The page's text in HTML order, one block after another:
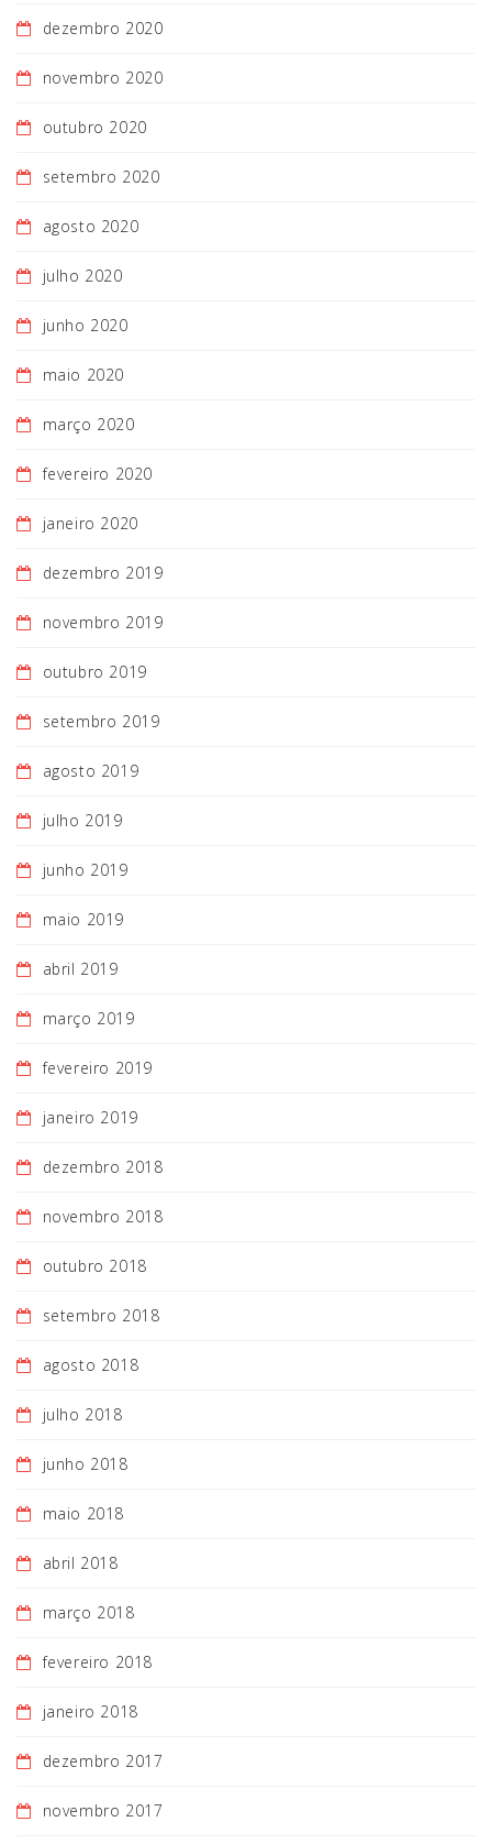
dezembro 2020
novembro 2020
outubro 2020
setembro 2020
agosto 2020
julho 2020
junho 2020
maio 2020
março 2020
fevereiro 2020
janeiro 2020
dezembro 2019
novembro 2019
outubro 2019
setembro 2019
agosto 2019
julho 2019
junho 2019
maio 2019
abril 2019
março 2019
fevereiro 2019
janeiro 2019
dezembro 2018
novembro 2018
outubro 2018
setembro 2018
agosto 2018
julho 2018
junho 2018
maio 2018
abril 2018
março 2018
fevereiro 2018
janeiro 2018
dezembro 2017
novembro 2017